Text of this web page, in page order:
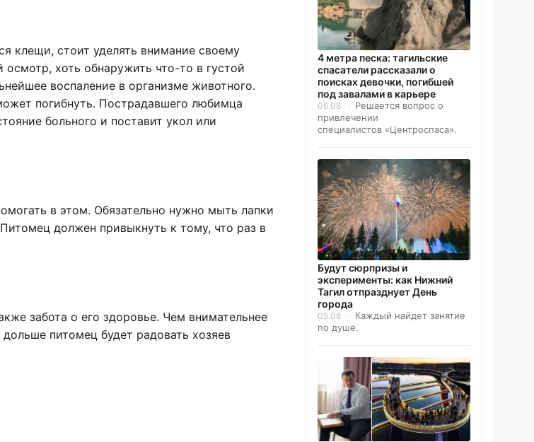
клещи, стоит уделять внимание своему
хоть обнаружить что-то в густой
воспаление в организме животного.
погибнуть. Пострадавшего любимца
больного и поставит укол или
в этом. Обязательно нужно мыть лапки
должен привыкнуть к тому, что раз в
забота о его здоровье. Чем внимательнее
питомец будет радовать хозяев
4 метра песка: тагильские
спасатели рассказали о
поисках девочки, погибшей
под завалами в карьере
06.08
Решается вопрос о
привлечении
специалистов «Центроспаса».
Будут сюрпризы и
эксперименты: как Нижний
Тагил отпразднует День
города
05.08
Каждый найдет занятие
по душе.